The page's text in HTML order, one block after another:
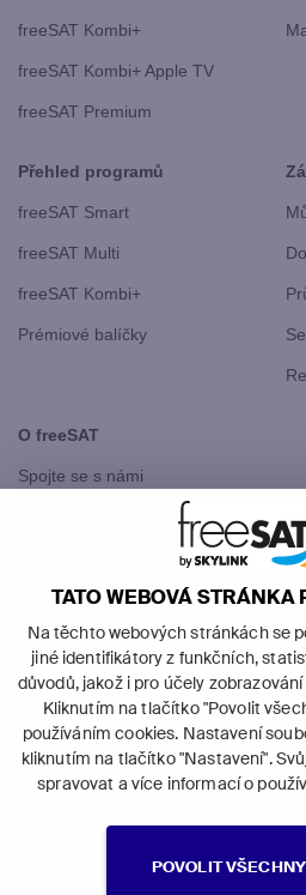
TATO WEBOVÁ STRÁNKA
Na těchto webových stránkách se
jiné identifikátory z funkčních,
důvodů, jakož i pro účely
Kliknutím na tlačítko "Povolit
používáním cookies. Nastavení
kliknutím na tlačítko "Nastavení".
spravovat a více informací o
POVOLIT
freeSAT Kombi+
freeSAT Kombi+ Apple TV
freeSAT Premium
Přehled programů
freeSAT Smart
freeSAT Multi
freeSAT Kombi+
Prémiové balíčky
O freeSAT
Spojte se s námi
© 2026 Canal+
všechna práva
freeSAT je obchodní
pod licencí Canal+